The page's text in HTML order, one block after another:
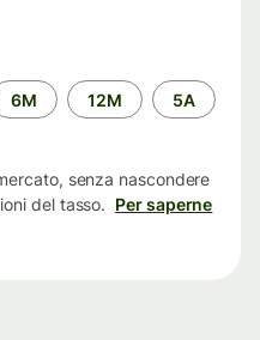
6M 12M 5A
senza nascondere
del tasso. Per saperne